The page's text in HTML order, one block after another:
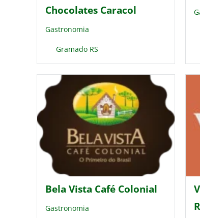
Chocolates Caracol
Gastronomia
Gramado RS
Bela Vista Café Colonial
Gastronomia